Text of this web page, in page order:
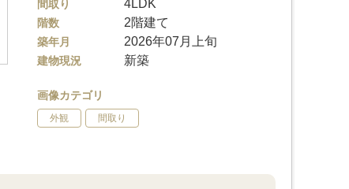
間取り 4LDK
階数 2階建て
築年月 2026年07月上旬
建物現況 新築
画像カテゴリ
外観 間取り